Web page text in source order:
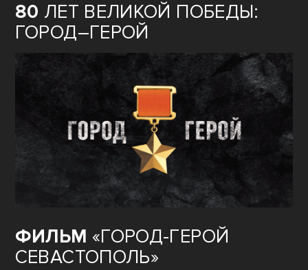
80 ЛЕТ ВЕЛИКОЙ ПОБЕДЫ:
ГОРОД–ГЕРОЙ
ФИЛЬМ «ГОРОД-ГЕРОЙ
СЕВАСТОПОЛЬ»